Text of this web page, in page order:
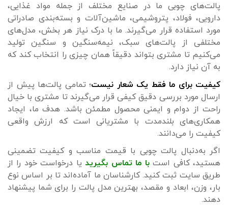
پالت‌های چوبی ما در صنایع مختلف از جمله مواد غذایی،
دارویی، فولاد، پتروشیمی، ماشین‌آلات و بسته‌بندی صادراتی
مورد استفاده قرار می‌گیرند. ما با درک نیاز هر بخش، مدل‌های
مختلفی از پالت‌های سبک، نیمه‌سنگین و سنگین تولید
می‌کنیم تا مشتری بتواند دقیقاً همان چیزی را انتخاب کند که
به آن نیاز دارد.
کیفیت برای ما فقط یک شعار نیست؛ تمامی پالت‌ها پیش از
ارسال مورد بررسی دقیق کیفی قرار می‌گیرند تا مشتری با خیال
راحت از دوام و ایمنی محصول مطمئن باشد. هدف ما، ایجاد
همکاری‌های بلندمدت با مشتریانی است که ارزش واقعی
کیفیت را می‌دانند.
اگر به‌دنبال پالت چوبی با قیمت مناسب و کیفیت تضمینی
هستید، کافی استبا ما تماس بگیریدیا درخواست خود را از
طریق سایت ثبت کنید. کارشناسان ما آماده‌اند تا بر اساس نوع
بار، وزن، ابعاد و مقصد، بهترین مدل پالت را برای شما پیشنهاد
دهند.